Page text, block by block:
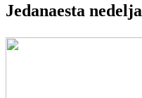
Jedanaesta